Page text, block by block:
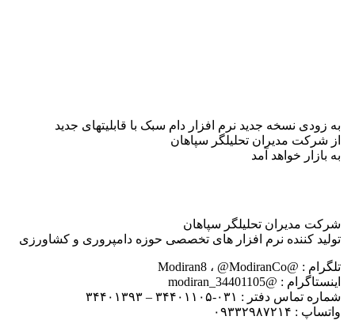
به زودی نسخه جدید نرم افزار دام سبک با قابلیتهای جدید
از شرکت مدیران تحلیلگر سپاهان
به بازار خواهد آمد
شرکت مدیران تحلیلگر سپاهان
تولید کننده نرم افزار های تخصصی حوزه دامپروری و کشاورزی
تلگرام : @Modiran8 ، @ModiranCo
اینستاگرام : @modiran_34401105
شماره تماس دفتر : ۰۳۱-۳۴۴۰۱۱۰۵ – ۳۴۴۰۱۳۹۳
واتساپ : ۰۹۳۳۲۹۸۷۲۱۴